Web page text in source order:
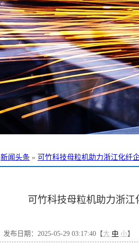
新闻头条 » 可竹科技母粒机助力浙江化纤
可竹科技母粒机助力浙
发布日期：2025-05-29 03:17:40【大 中 小】